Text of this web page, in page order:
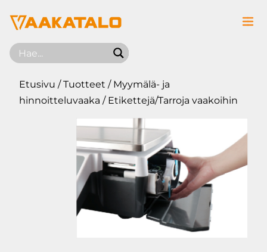
Etusivu /Tuotteet / Myymälä- ja
hinnoitteluvaaka / Etikettejä/Tarroja vaakoihin